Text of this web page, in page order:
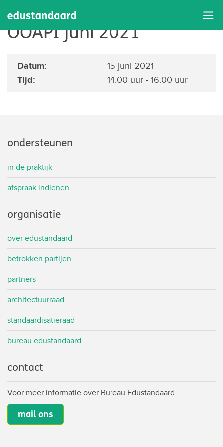
Bijeenkomst werkgroep
OOAPI juni 2021
Datum: 15 juni 2021
Tijd: 14.00 uur - 16.00 uur
ondersteunen
in de praktijk
afspraak indienen
organisatie
over edustandaard
betrokken partijen
partners
architectuurraad
standaardisatieraad
bureau edustandaard
contact
Voor meer informatie over Bureau Edustandaard
mail ons